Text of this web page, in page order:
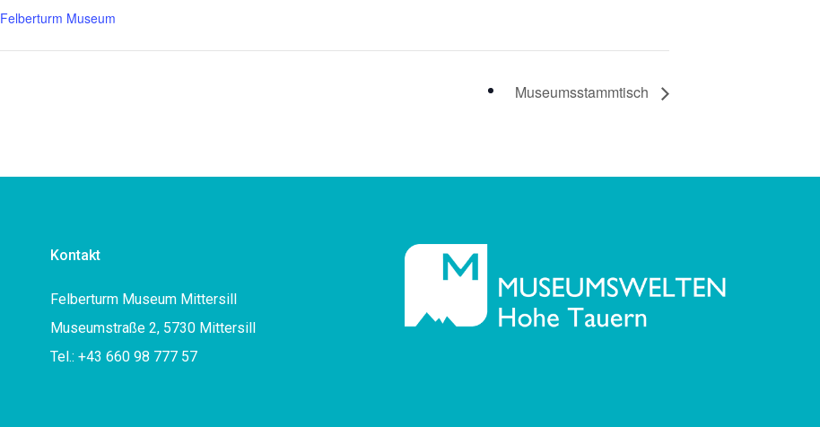
Felberturm Museum
Museumsstammtisch
Kontakt
Felberturm Museum Mittersill
Museumstraße 2, 5730 Mittersill
Tel.: +43 660 98 777 57